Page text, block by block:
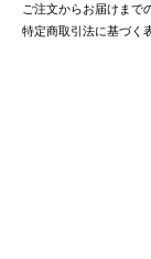
ご注文からお届けまで
特定商取引法に基づく